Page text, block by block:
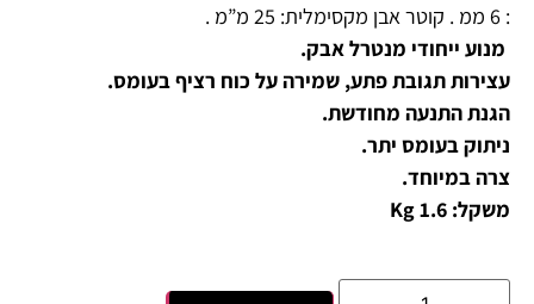
: 6 ממ . קוטר אבן מקסימלית: 25 מ”מ .
מנוע ייחודי מנטרל אבק.
עצירות תגובת פתע, שמירה על כוח רציף בעומס.
הגנת התנעה מחודשת.
ניתוק בעומס יתר.
צרה במיוחד.
משקל: 1.6 Kg